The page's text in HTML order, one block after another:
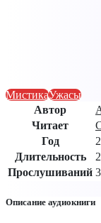
МистикаУжасы
Автор
Читает
Год
Длительность
Прослушиваний
Описание аудиокниги